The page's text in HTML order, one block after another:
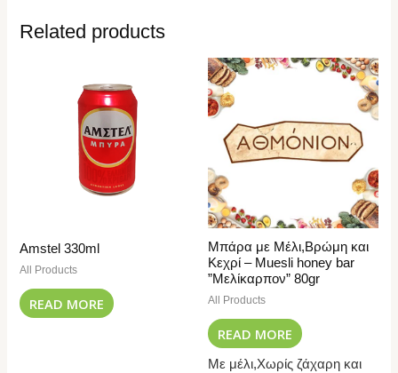
Related products
Amstel 330ml
All Products
READ MORE
Μπάρα με Μέλι,Βρώμη και
Κεχρί – Muesli honey bar
”Μελίκαρπον” 80gr
All Products
READ MORE
Με μέλι,Χωρίς ζάχαρη και